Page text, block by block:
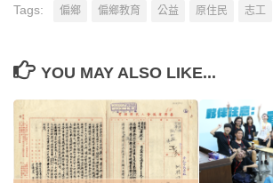
Tags: 偏鄉 偏鄉教育 公益 原住民 志工
YOU MAY ALSO LIKE...